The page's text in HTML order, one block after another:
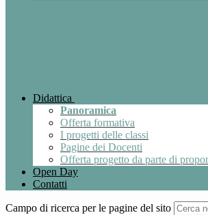
Didattica
Panoramica
Offerta formativa
I progetti delle classi
Pagine dei Docenti
Offerta progetto da parte di
Open Day
Contatti
Campo di ricerca per le pagine del sito